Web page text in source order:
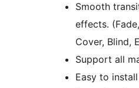
Smooth
effects.
Cover, Blind,
Support all
Easy to